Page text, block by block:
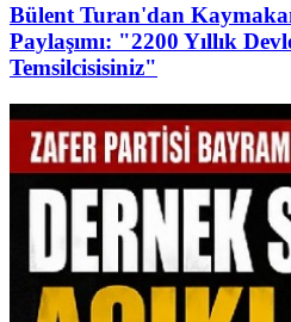
Bülent Turan'dan
Paylaşımı: "2200 Yıllık
Temsilcisisiniz"